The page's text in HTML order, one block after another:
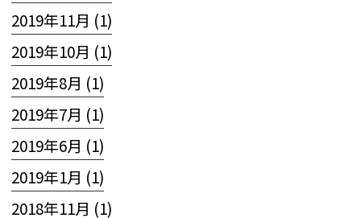
2019年11月 (1)
2019年10月 (1)
2019年8月 (1)
2019年7月 (1)
2019年6月 (1)
2019年1月 (1)
2018年11月 (1)